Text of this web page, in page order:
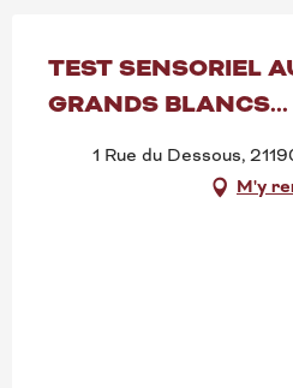
TEST SENSORIEL
GRANDS BLANCS...
1 Rue du Dessous,
M'y